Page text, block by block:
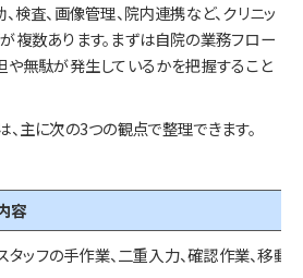
検査、画像管理、院内連携など、クリニッ
複数あります。まずは自院の業務フロー
や無駄が発生しているかを把握すること
主に次の3つの観点で整理できます。
容
タッフの手作業、二重入力、確認作業、移動